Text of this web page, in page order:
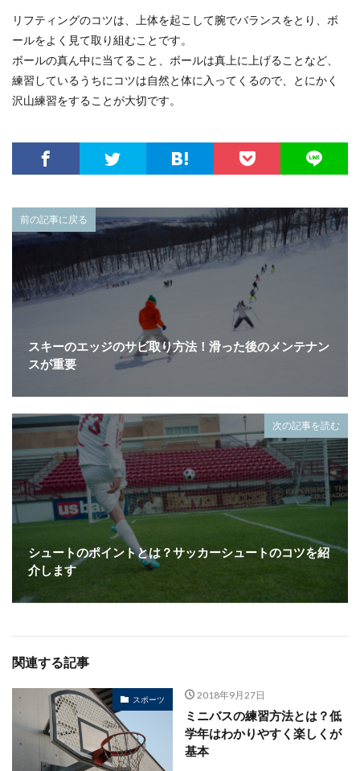
リフティングのコツは、上体を起こして腕でバランスをとり、ボ
ールをよく見て取り組むことです。
ボールの真ん中に当てること、ボールは真上に上げることなど、
練習しているうちにコツは自然と体に入ってくるので、とにかく
沢山練習をすることが大切です。
前の記事に戻る
スキーのエッジのサビ取り方法！滑った後のメンテナン
スが重要
次の記事を読む
シュートのポイントとは？サッカーシュートのコツを紹
介します
関連する記事
スポーツ 2018年9月27日
ミニバスの練習方法とは？低
学年はわかりやすく楽しくが
基本